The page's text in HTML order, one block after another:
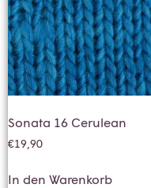
Sonata 16 Cerulean
€19,90
In den Warenkorb